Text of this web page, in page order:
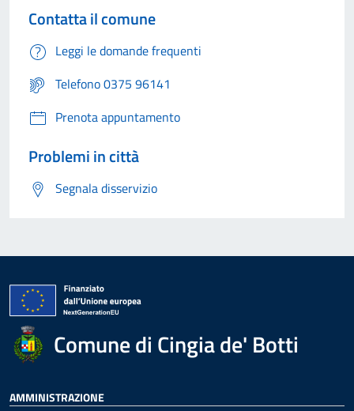
Contatta il comune
Leggi le domande frequenti
Telefono 0375 96141
Prenota appuntamento
Problemi in città
Segnala disservizio
Comune di Cingia de' Botti
AMMINISTRAZIONE